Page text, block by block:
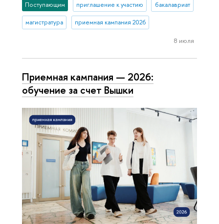
Поступающим приглашение к участию бакалавриат
магистратура приемная кампания 2026
8 июля
Приемная кампания — 2026:
обучение за счет Вышки